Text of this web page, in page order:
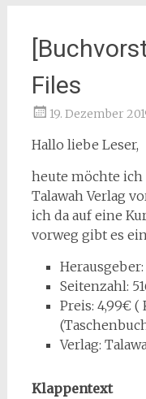
Files
19. Dezember
Hallo liebe Leser,
heute möchte ich
Talawah Verlag
ich da auf eine
vorweg gibt es
Seitenzahl:
Preis: 4,99€
Verlag:
Klappentext